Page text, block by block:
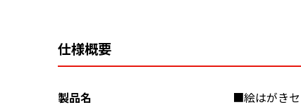
仕様概要
製品名 ■絵はがきセ
商品別のよくある質問
折り加工